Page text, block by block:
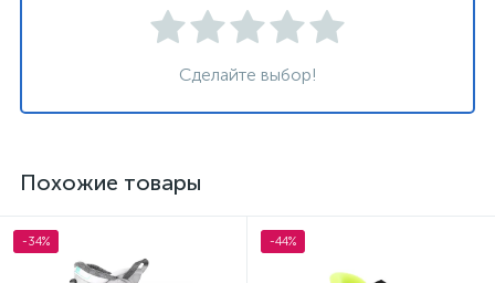
Сделайте выбор!
Похожие товары
-34% -44%